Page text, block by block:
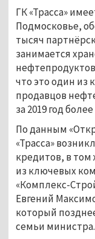
ГК «Трасса»
Подмосковье,
тысяч
занимается
что это один из
продавцов
за 2019 год
По данным
«Трасса»
кредитов, в том
из ключевых
«Комплекс-
Евгений
который
семьи министра.